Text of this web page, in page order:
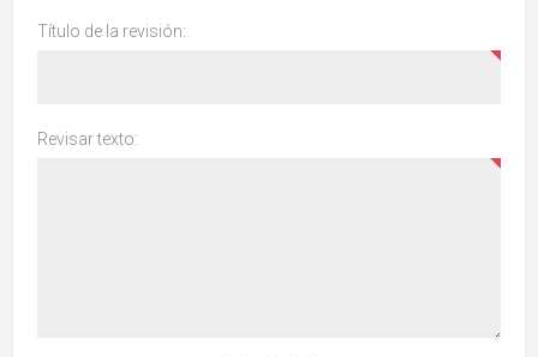
Título de la revisión:
Revisar texto: